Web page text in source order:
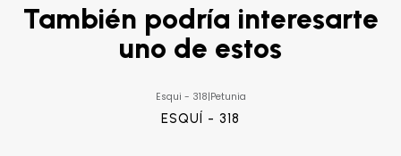
También podría interesarte
uno de estos
Esqui - 318|Petunia
ESQUÍ - 318